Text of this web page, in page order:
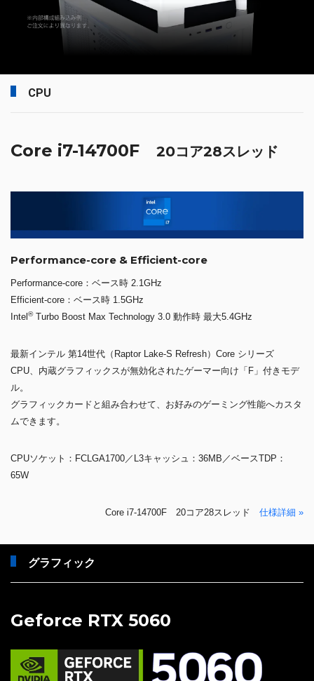
CPU
Core i7-14700F 20コア28スレッド
Performance-core & Efficient-core
Performance-core：ベース時 2.1GHz
Efficient-core：ベース時 1.5GHz
Intel®Turbo Boost Max Technology 3.0 動作時 最大5.4GHz
最新インテル 第14世代（Raptor Lake-S Refresh）Core シリーズ
CPU、内蔵グラフィックスが無効化されたゲーマー向け「F」付きモデ
ル。
グラフィックカードと組み合わせて、お好みのゲーミング性能へカスタ
ムできます。
CPUソケット：FCLGA1700／L3キャッシュ：36MB／ベースTDP：
65W
Core i7-14700F 20コア28スレッド 仕様詳細 »
グラフィック
Geforce RTX 5060